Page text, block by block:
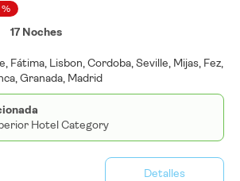
%
17 Noches
Fátima, Lisbon, Cordoba, Seville, Mijas, Fez,
Granada, Madrid
Hotel Category
Detalles